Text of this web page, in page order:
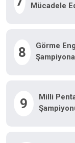
Mücadele
8
Görme
9
Milli